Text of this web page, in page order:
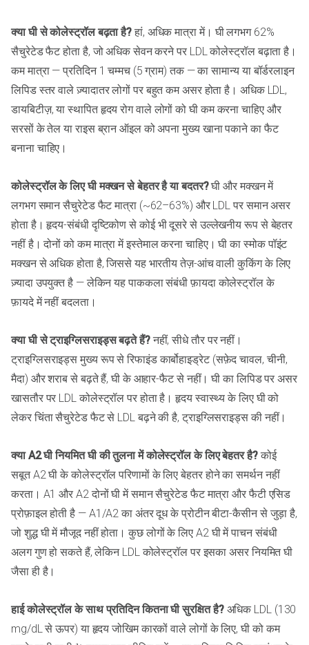
क्या घी से कोलेस्ट्रॉल बढ़ता है? हां, अधिक मात्रा में। घी लगभग 62%
सैचुरेटेड फैट होता है, जो अधिक सेवन करने पर LDL कोलेस्ट्रॉल बढ़ाता है।
कम मात्रा — प्रतिदिन 1 चम्मच (5 ग्राम) तक — का सामान्य या बॉर्डरलाइन
लिपिड स्तर वाले ज़्यादातर लोगों पर बहुत कम असर होता है। अधिक LDL,
डायबिटीज़, या स्थापित हृदय रोग वाले लोगों को घी कम करना चाहिए और
सरसों के तेल या राइस ब्रान ऑइल को अपना मुख्य खाना पकाने का फैट
बनाना चाहिए।
कोलेस्ट्रॉल के लिए घी मक्खन से बेहतर है या बदतर?घी और मक्खन में
लगभग समान सैचुरेटेड फैट मात्रा (~62–63%) और LDL पर समान असर
होता है। हृदय-संबंधी दृष्टिकोण से कोई भी दूसरे से उल्लेखनीय रूप से बेहतर
नहीं है। दोनों को कम मात्रा में इस्तेमाल करना चाहिए। घी का स्मोक पॉइंट
मक्खन से अधिक होता है, जिससे यह भारतीय तेज़-आंच वाली कुकिंग के लिए
ज़्यादा उपयुक्त है — लेकिन यह पाककला संबंधी फ़ायदा कोलेस्ट्रॉल के
फ़ायदे में नहीं बदलता।
क्या घी से ट्राइग्लिसराइड्स बढ़ते हैं?नहीं, सीधे तौर पर नहीं।
ट्राइग्लिसराइड्स मुख्य रूप से रिफाइंड कार्बोहाइड्रेट (सफ़ेद चावल, चीनी,
मैदा) और शराब से बढ़ते हैं, घी के आहार-फैट से नहीं। घी का लिपिड पर असर
खासतौर पर LDL कोलेस्ट्रॉल पर होता है। हृदय स्वास्थ्य के लिए घी को
लेकर चिंता सैचुरेटेड फैट से LDL बढ़ने की है, ट्राइग्लिसराइड्स की नहीं।
क्या A2 घी नियमित घी की तुलना में कोलेस्ट्रॉल के लिए बेहतर है?कोई
सबूत A2 घी के कोलेस्ट्रॉल परिणामों के लिए बेहतर होने का समर्थन नहीं
करता। A1 और A2 दोनों घी में समान सैचुरेटेड फैट मात्रा और फैटी एसिड
प्रोफ़ाइल होती है — A1/A2 का अंतर दूध के प्रोटीन बीटा-कैसीन से जुड़ा है,
जो शुद्ध घी में मौजूद नहीं होता। कुछ लोगों के लिए A2 घी में पाचन संबंधी
अलग गुण हो सकते हैं, लेकिन LDL कोलेस्ट्रॉल पर इसका असर नियमित घी
जैसा ही है।
हाई कोलेस्ट्रॉल के साथ प्रतिदिन कितना घी सुरक्षित है?अधिक LDL (130
mg/dL से ऊपर) या हृदय जोखिम कारकों वाले लोगों के लिए, घी को कम